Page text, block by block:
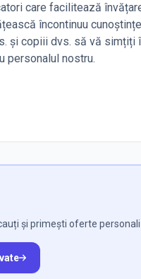
care facilitează
încontinuu
și copiii dvs. să vă
personalul nostru.
și primești oferte